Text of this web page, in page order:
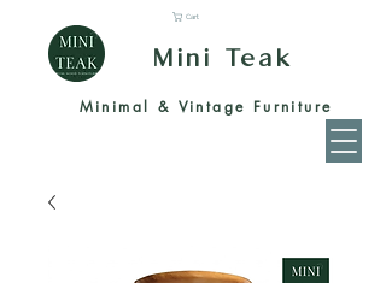
Mini Teak
Minimal & Vintage Furniture
Cart